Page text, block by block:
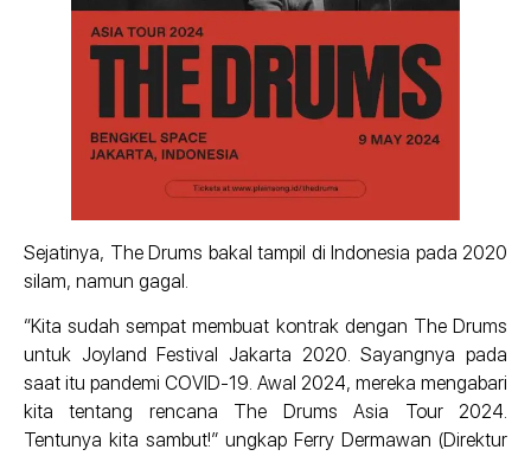
Sejatinya, The Drums bakal tampil di Indonesia pada 2020
silam, namun gagal.
“Kita sudah sempat membuat kontrak dengan The Drums
untuk Joyland Festival Jakarta 2020. Sayangnya pada
saat itu pandemi COVID-19. Awal 2024, mereka mengabari
kita tentang rencana The Drums Asia Tour 2024.
Tentunya kita sambut!” ungkap Ferry Dermawan (Direktur